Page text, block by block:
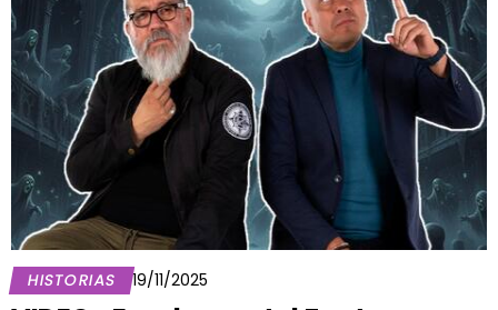
HISTORIAS 19/11/2025